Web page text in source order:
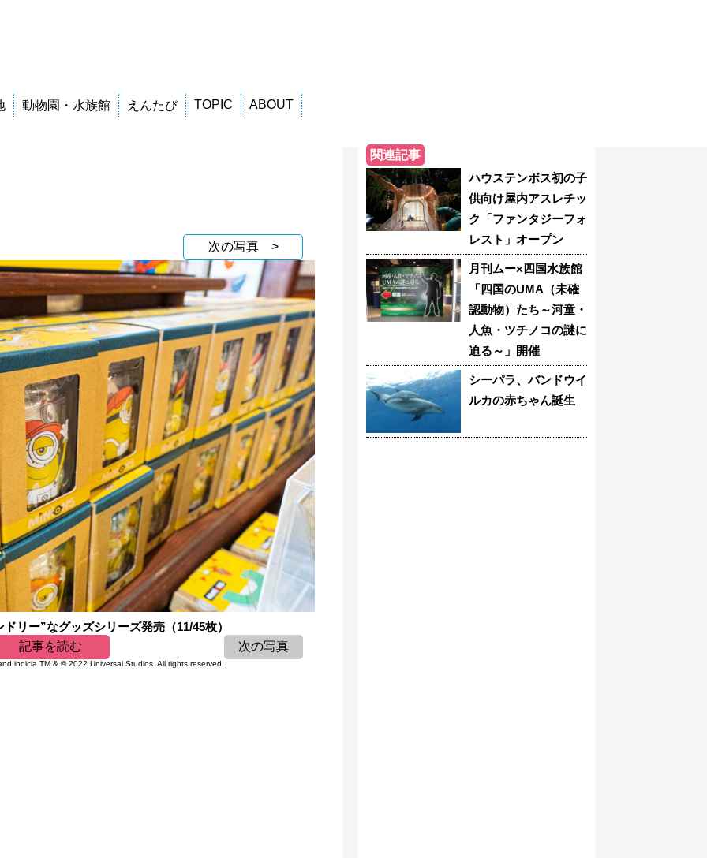
動物園・水族館 えんたび TOPIC ABOUT
次の写真 >
リー”なグッズシリーズ発売（11/45枚）
記事を読む
次の写真
indicia TM & © 2022 Universal Studios. All rights reserved.
関連記事
ハウステンボス初の子
供向け屋内アスレチッ
ク「ファンタジーフォ
レスト」オープン
月刊ムー×四国水族館
「四国のUMA（未確
認動物）たち～河童・
人魚・ツチノコの謎に
迫る～」開催
シーパラ、バンドウイ
ルカの赤ちゃん誕生